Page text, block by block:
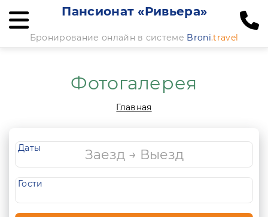
Пансионат «Ривьера»
Бронирование онлайн в системе Broni.travel
Фотогалерея
Главная
Даты
Гости